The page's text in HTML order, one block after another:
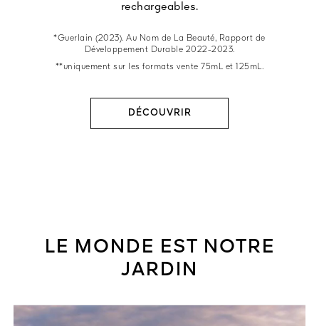
rechargeables.
*Guerlain (2023). Au Nom de La Beauté, Rapport de
Développement Durable 2022-2023.
**uniquement sur les formats vente 75mL et 125mL.
DÉCOUVRIR
LE MONDE EST NOTRE
JARDIN